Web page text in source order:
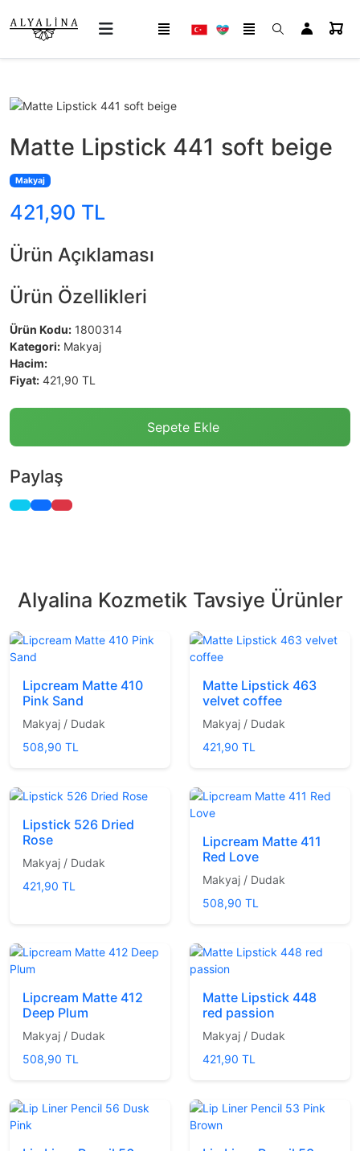
Matte Lipstick 441 soft beige
Makyaj
421,90 TL
Ürün Açıklaması
Ürün Özellikleri
Ürün Kodu: 1800314
Kategori: Makyaj
Hacim:
Fiyat: 421,90 TL
Sepete Ekle
Paylaş
Alyalina Kozmetik Tavsiye Ürünler
Lipcream Matte 410
Pink Sand
Makyaj / Dudak
508,90 TL
Matte Lipstick 463
velvet coffee
Makyaj / Dudak
421,90 TL
Lipstick 526 Dried
Rose
Makyaj / Dudak
421,90 TL
Lipcream Matte 411
Red Love
Makyaj / Dudak
508,90 TL
Lipcream Matte 412
Deep Plum
Makyaj / Dudak
508,90 TL
Matte Lipstick 448
red passion
Makyaj / Dudak
421,90 TL